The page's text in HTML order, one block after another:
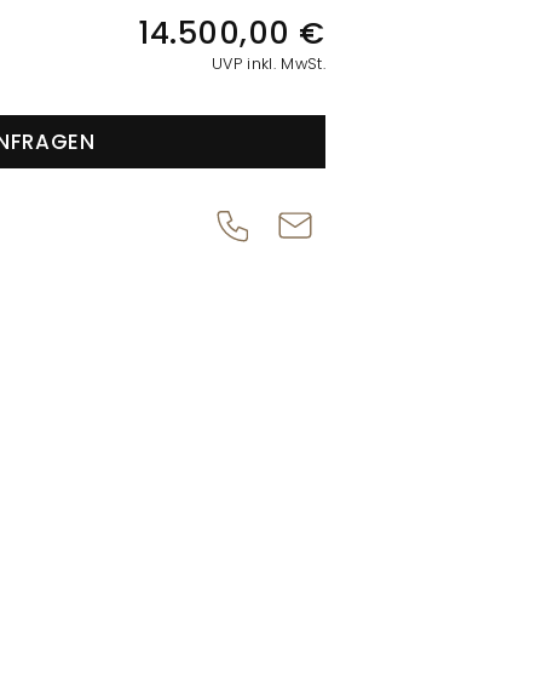
14.500,00 €
UVP inkl. MwSt.